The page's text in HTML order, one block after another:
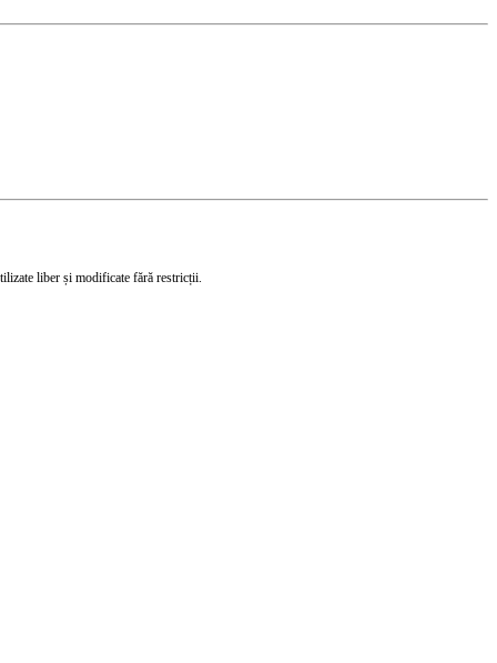
liber și modificate fără restricții.